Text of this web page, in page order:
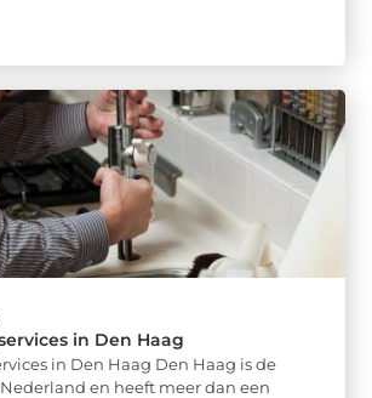
in Den Haag
in Den Haag Den Haag is de
en heeft meer dan een